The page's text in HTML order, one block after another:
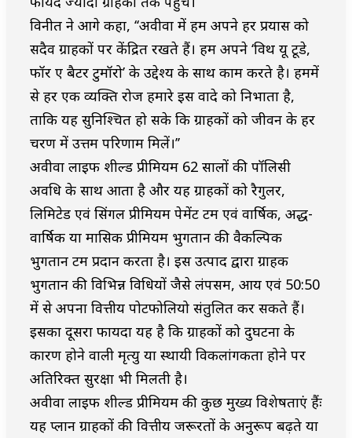
विनीत ने आगे कहा, ‘‘अवीवा में हम अपने हर प्रयास को
सदैव ग्राहकों पर केंद्रित रखते हैं। हम अपने ‘विथ यू टूडे,
फॉर ए बैटर टुमॉरो’ के उद्देश्य के साथ काम करते है। हममें
से हर एक व्यक्ति रोज हमारे इस वादे को निभाता है,
ताकि यह सुनिश्चित हो सके कि ग्राहकों को जीवन के हर
चरण में उत्तम परिणाम मिलें।’’
अवीवा लाईफ शील्ड प्रीमियम 62 सालों की पॉलिसी
अवधि के साथ आता है और यह ग्राहकों को रैगुलर,
लिमिटेड एवं सिंगल प्रीमियम पेमेंट टर्म एवं वार्षिक, अर्द्ध-
वार्षिक या मासिक प्रीमियम भुगतान की वैकल्पिक
भुगतान टर्म प्रदान करता है। इस उत्पाद द्वारा ग्राहक
भुगतान की विभिन्न विधियों जैसे लंपसम, आय एवं 50:50
में से अपना वित्तीय पोर्टफोलियो संतुलित कर सकते हैं।
इसका दूसरा फायदा यह है कि ग्राहकों को दुर्घटना के
कारण होने वाली मृत्यु या स्थायी विकलांगकता होने पर
अतिरिक्त सुरक्षा भी मिलती है।
अवीवा लाईफ शील्ड प्रीमियम की कुछ मुख्य विशेषताएं हैंः
यह प्लान ग्राहकों की वित्तीय जरूरतों के अनुरूप बढ़ते या